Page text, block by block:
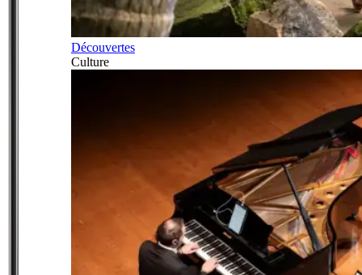
Découvertes
Culture